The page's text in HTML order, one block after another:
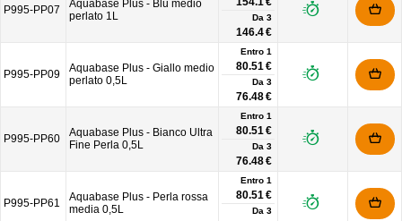
P995-PP07
Aquabase Plus - Blu medio
perlato 1L
Da 3
146.4 €
P995-PP09
Aquabase Plus - Giallo medio
perlato 0,5L
Entro 1
80.51 €
Da 3
76.48 €
P995-PP60
Aquabase Plus - Bianco Ultra
Fine Perla 0,5L
Entro 1
80.51 €
Da 3
76.48 €
P995-PP61
Aquabase Plus - Perla rossa
media 0,5L
Entro 1
80.51 €
Da 3